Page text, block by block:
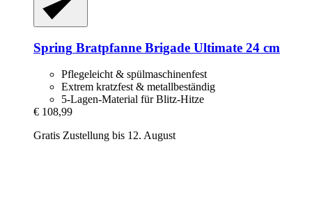
Spring Bratpfanne Brigade Ultimate 24 cm
Pflegeleicht & spülmaschinenfest
Extrem kratzfest & metallbeständig
5-Lagen-Material für Blitz-Hitze
€ 108,99
Gratis Zustellung bis 12. August